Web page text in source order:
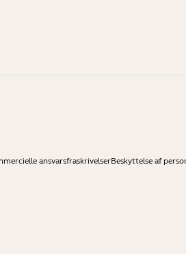
ansvarsfraskrivelserBeskyttelse af